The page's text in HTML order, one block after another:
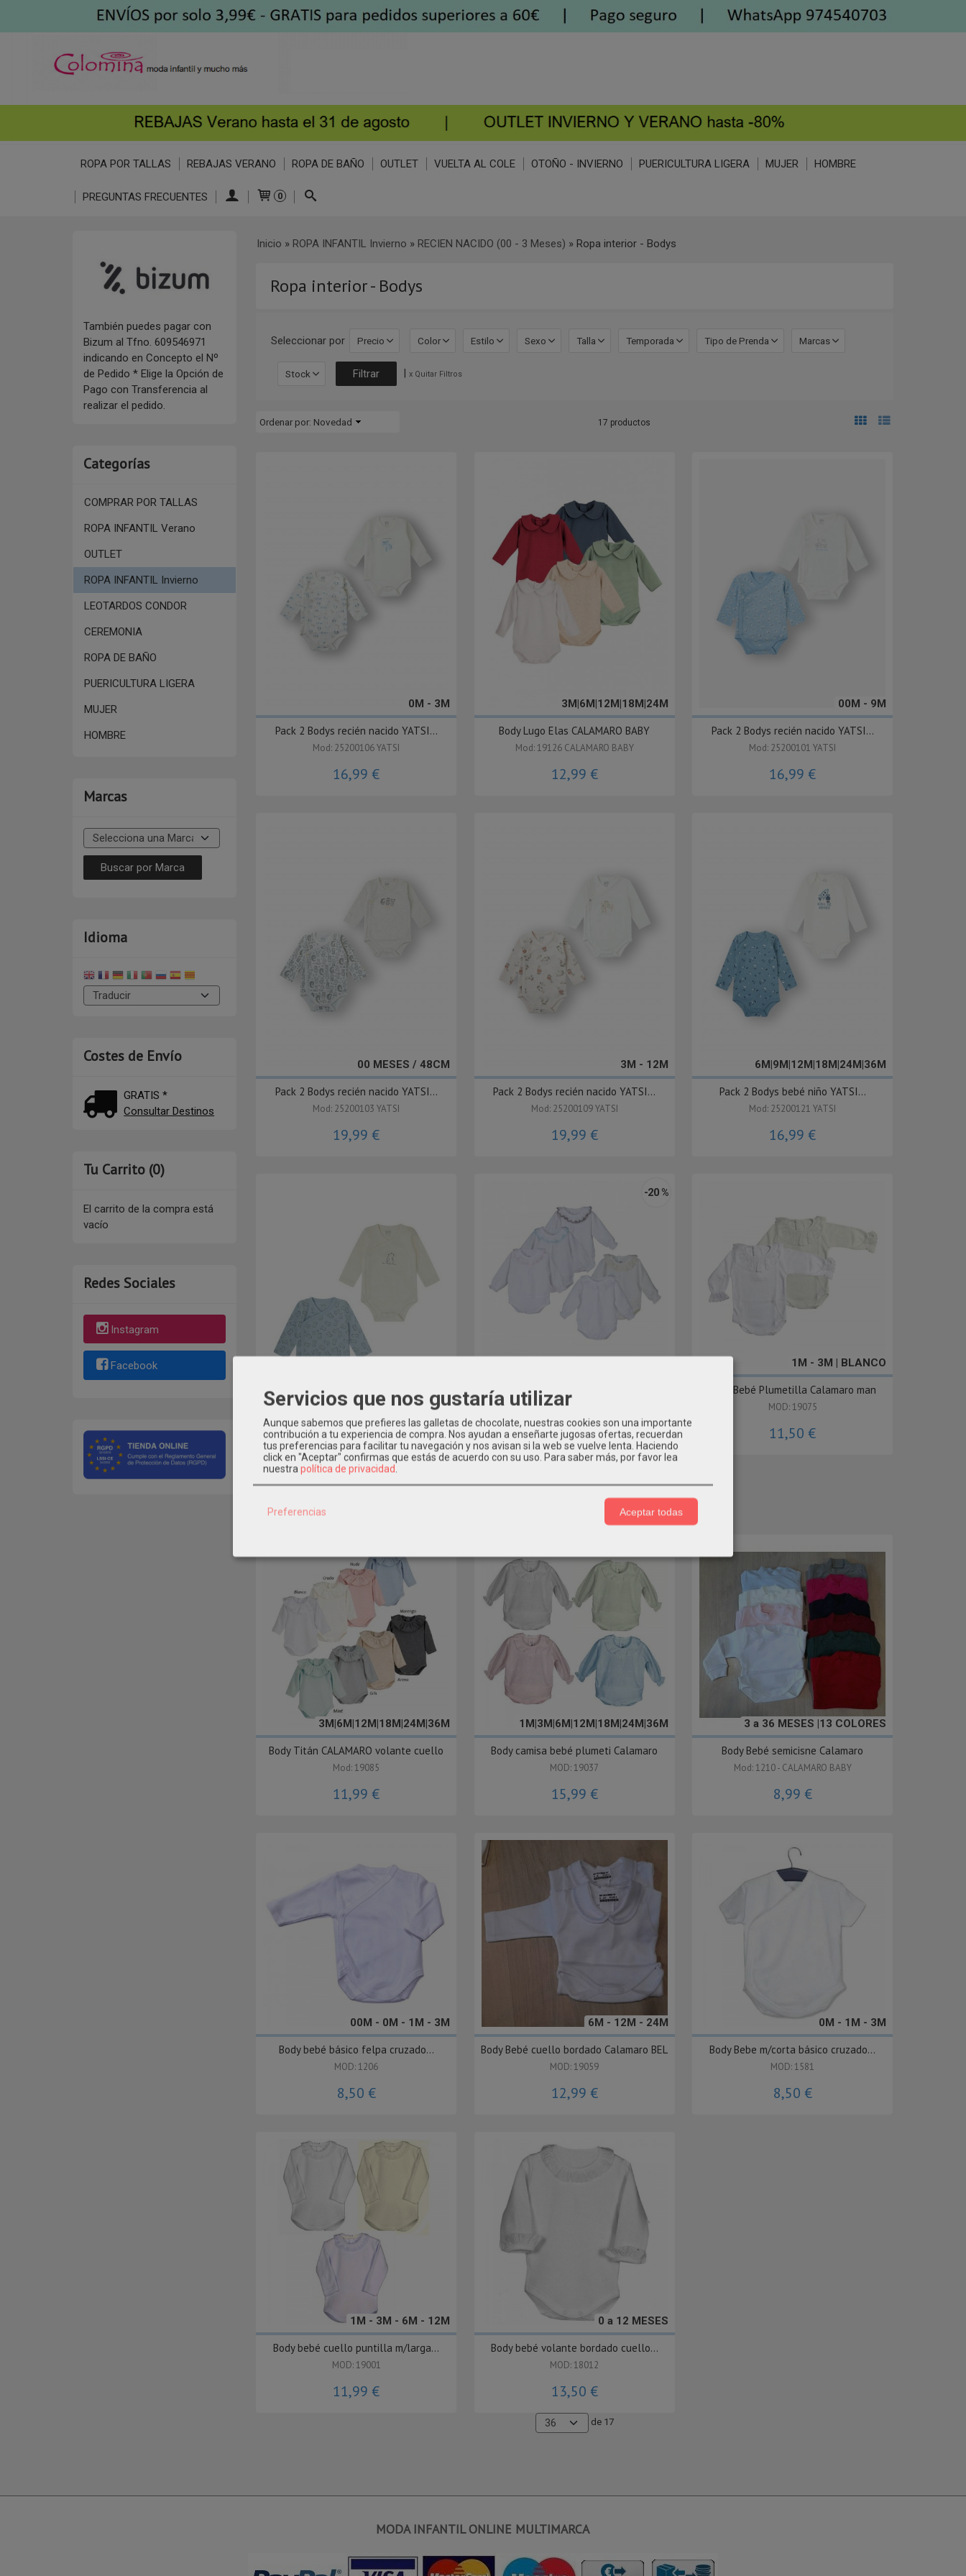
ROPA POR TALLAS REBAJAS VERANO ROPA DE BAÑO OUTLET VUELTA AL COLE OTOÑO - INVIERNO PUERICULTURA LIGERA MUJER HOMBRE
PREGUNTAS FRECUENTES 0
También puedes pagar con
Bizum al Tfno. 609546971
indicando en Concepto el Nº
de Pedido * Elige la Opción de
Pago con Transferencia al
realizar el pedido.
Categorías
COMPRAR POR TALLAS
ROPA INFANTIL Verano
OUTLET
ROPA INFANTIL Invierno
LEOTARDOS CONDOR
CEREMONIA
ROPA DE BAÑO
PUERICULTURA LIGERA
MUJER
HOMBRE
Marcas
Idioma
Costes de Envío
GRATIS *
Consultar Destinos
Tu Carrito (0)
El carrito de la compra está
vacío
Redes Sociales
Instagram
Facebook
Inicio » ROPA INFANTIL Invierno » RECIEN NACIDO (00 - 3 Meses) » Ropa interior - Bodys
Ropa interior - Bodys
Seleccionar por Precio Color Estilo Sexo Talla Temporada Tipo de Prenda Marcas
Stock | x Quitar Filtros
Ordenar por: Novedad 17 productos
0M - 3M
Pack 2 Bodys recién nacido YATSI...
Mod: 25200106 YATSI
16,99 €
3M|6M|12M|18M|24M
Body Lugo Elas CALAMARO BABY
Mod: 19126 CALAMARO BABY
12,99 €
00M - 9M
Pack 2 Bodys recién nacido YATSI...
Mod: 25200101 YATSI
16,99 €
00 MESES / 48CM
Pack 2 Bodys recién nacido YATSI...
Mod: 25200103 YATSI
19,99 €
3M - 12M
Pack 2 Bodys recién nacido YATSI...
Mod: 25200109 YATSI
19,99 €
6M|9M|12M|18M|24M|36M
Pack 2 Bodys bebé niño YATSI...
Mod: 25200121 YATSI
16,99 €
3 MESES / 62CM
Pack 2 Bodys recién nacido YATSI...
Mod: 24200103 YATSI
-20 %
Body camisa bebé Puncala Calamaro
MOD: 19101
15,19 €18,99 €
1M - 3M | BLANCO
Body Bebé Plumetilla Calamaro man
MOD: 19075
11,50 €
3M|6M|12M|18M|24M|36M
Body Titán CALAMARO volante cuello
Mod: 19085
11,99 €
1M|3M|6M|12M|18M|24M|36M
Body camisa bebé plumeti Calamaro
MOD: 19037
15,99 €
3 a 36 MESES |13 COLORES
Body Bebé semicisne Calamaro
Mod: 1210 - CALAMARO BABY
8,99 €
00M - 0M - 1M - 3M
Body bebé básico felpa cruzado...
MOD: 1206
8,50 €
6M - 12M - 24M
Body Bebé cuello bordado Calamaro BEL
MOD: 19059
12,99 €
0M - 1M - 3M
Body Bebe m/corta básico cruzado...
MOD: 1581
8,50 €
1M - 3M - 6M - 12M
Body bebé cuello puntilla m/larga...
MOD: 19001
11,99 €
0 a 12 MESES
Body bebé volante bordado cuello...
MOD: 18012
13,50 €
de 17
MODA INFANTIL ONLINE MULTIMARCA
Servicios que nos gustaría utilizar
Aunque sabemos que prefieres las galletas de chocolate, nuestras cookies son una importante
contribución a tu experiencia de compra. Nos ayudan a enseñarte jugosas ofertas, recuerdan
tus preferencias para facilitar tu navegación y nos avisan si la web se vuelve lenta. Haciendo
click en "Aceptar" confirmas que estás de acuerdo con su uso. Para saber más, por favor lea
nuestra política de privacidad.
Preferencias Aceptar todas